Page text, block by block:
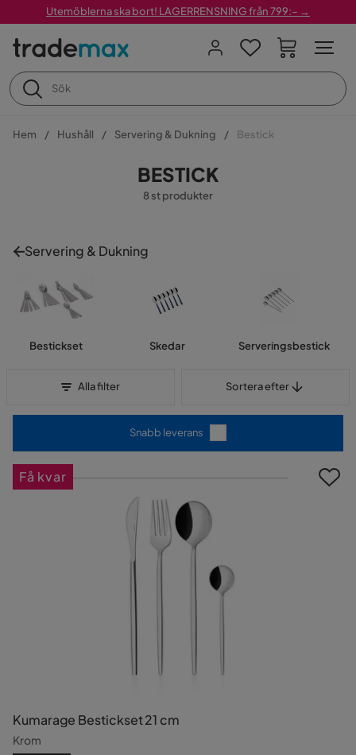
Utemöblerna ska bort! LAGERRENSNING från 799:– →
Hem Hushåll Servering & Dukning Bestick
BESTICK
8 st produkter
Servering & Dukning
Bestickset Skedar Serveringsbestick
Alla filter Sortera efter
Snabb leverans
Kumarage Bestickset 21 cm
Krom
Få kvar